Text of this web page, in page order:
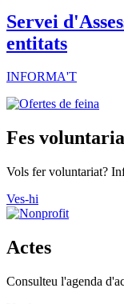
Servei
entitats
INFORMA'T
Fes
Vols fer voluntariat?
Ves-hi
Actes
Consulteu l'agenda